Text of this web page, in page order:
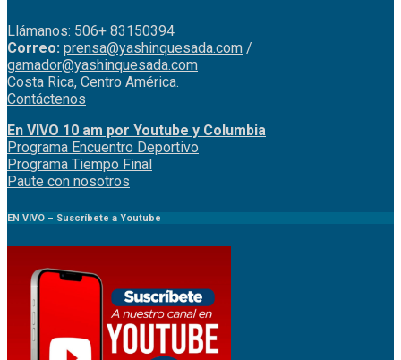
Llámanos: 506+ 83150394
Correo: prensa@yashinquesada.com /
gamador@yashinquesada.com
Costa Rica, Centro América.
Contáctenos
En VIVO 10 am por Youtube y Columbia
Programa Encuentro Deportivo
Programa Tiempo Final
Paute con nosotros
EN VIVO – Suscríbete a Youtube